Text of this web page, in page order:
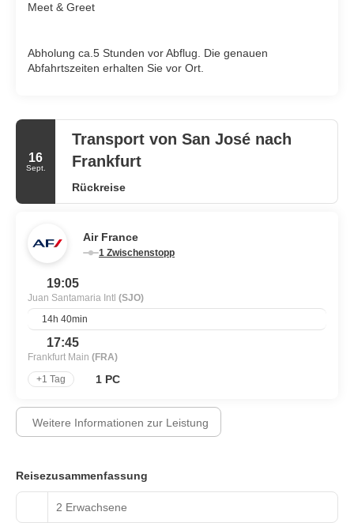
Meet & Greet
Abholung ca.5 Stunden vor Abflug. Die genauen
Abfahrtszeiten erhalten Sie vor Ort.
16
Sept.
Transport von San José nach
Frankfurt
Rückreise
Air France
1 Zwischenstopp
19:05
Juan Santamaria Intl (SJO)
14h 40min
17:45
Frankfurt Main (FRA)
+1 Tag
1 PC
Weitere Informationen zur Leistung
Reisezusammenfassung
2 Erwachsene